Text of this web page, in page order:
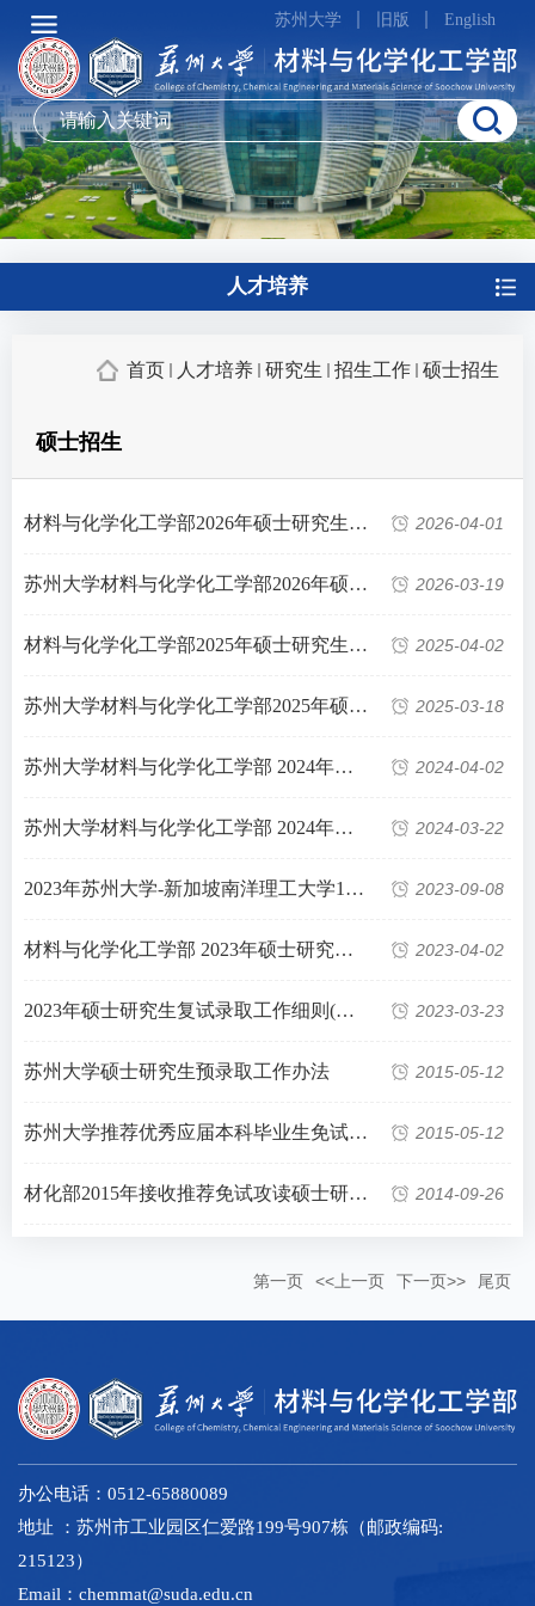
苏州大学 旧版 English
人才培养
首页 人才培养 研究生 招生工作 硕士招生
硕士招生
材料与化学化工学部2026年硕士研究生拟录取名单公示 2026-04-01
苏州大学材料与化学化工学部2026年硕士研究生复试录取实施细则（含复试名单、思政考核表、复试诚信承诺书） 2026-03-19
材料与化学化工学部2025年硕士研究生拟录取名单公示 2025-04-02
苏州大学材料与化学化工学部2025年硕士研究生复试录取实施细则（含复试名单、思政考核表、复试诚信承诺书） 2025-03-18
苏州大学材料与化学化工学部 2024年硕士研究生拟录取名单公示 2024-04-02
苏州大学材料与化学化工学部 2024年硕士研究生复试录取工作细则（含复试名单、思政考核表、复试诚信承诺书） 2024-03-22
2023年苏州大学-新加坡南洋理工大学1+1国际硕士项目招生简章 2023-09-08
材料与化学化工学部 2023年硕士研究生拟录取名单公示（第一志愿） 2023-04-02
2023年硕士研究生复试录取工作细则(含思政考核表和复试诚信承诺书) 2023-03-23
苏州大学硕士研究生预录取工作办法 2015-05-12
苏州大学推荐优秀应届本科毕业生免试攻读硕士学位研究生工作实施办法（修订稿） 2015-05-12
材化部2015年接收推荐免试攻读硕士研究生工作细则 2014-09-26
第一页 <<上一页 下一页>> 尾页
办公电话：0512-65880089
地址 ：苏州市工业园区仁爱路199号907栋（邮政编码:
215123）
Email：chemmat@suda.edu.cn